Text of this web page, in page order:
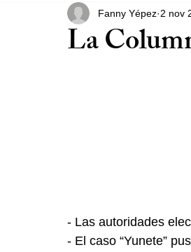
La
Fanny Yépez 2 nov
- Las autoridades
- El caso “Yunete”